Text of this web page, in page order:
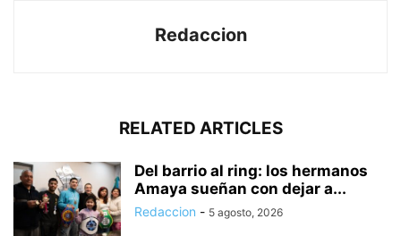
Redaccion
RELATED ARTICLES
Del barrio al ring: los hermanos
Amaya sueñan con dejar a...
Redaccion - 5 agosto, 2026